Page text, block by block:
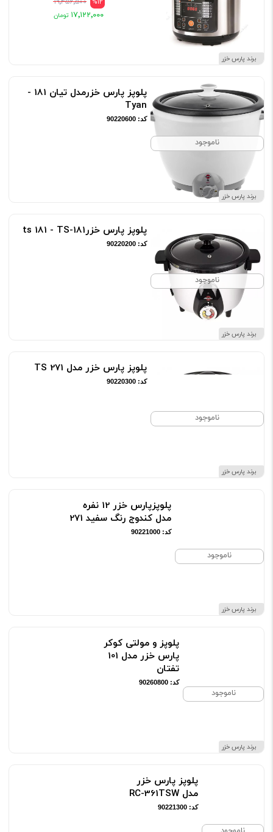
برند پارس خزر
۱۷٬۱۲۲٬۰۰۰
ناموجود
برند پارس خزر
پلوپز پارس خزرمدل تیان 181 -
Tyan
کد: 90220600
ناموجود
برند پارس خزر
پلوپز پارس خزرts 181 - TS-181
کد: 90220200
ناموجود
برند پارس خزر
پلوپز پارس خزر مدل 271 TS
کد: 90220300
ناموجود
برند پارس خزر
پلوپزپارس خزر 12 نفره
مدل کندوج رنگ سفید 271
کد: 90221000
ناموجود
برند پارس خزر
پلوپز و مولتی کوکر
پارس خزر مدل 101
تفتان
کد: 90260800
پلوپز پارس خزر
مدل RC-361TSW
کد: 90221300